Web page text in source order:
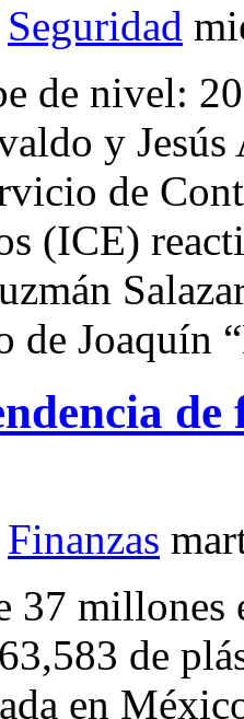
Seguridad
de nivel:
y
de
(ICE)
de
Finanzas
37
de
en